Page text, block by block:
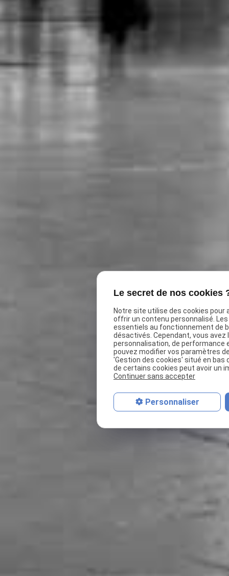
Le secret de nos cookies
Notre site utilise des cookies pour
offrir un contenu personnalisé.
essentiels au fonctionnement de
désactivés. Cependant, vous
personnalisation, de performance
pouvez modifier vos paramètres
'Gestion des cookies' situé en bas
de certains cookies peut avoir un
Continuer sans accepter
Personnaliser